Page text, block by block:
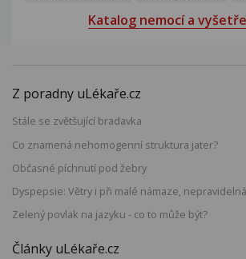
Katalog nemocí a
Z poradny uLékaře.cz
Stále se zvětšující bradavka
Co znamená nehomogenní struktura jater?
Občasné píchnutí pod žebry
Dyspepsie: Větry i při malé námaze,
Zelený povlak na jazyku - co to může být?
Články uLékaře.cz